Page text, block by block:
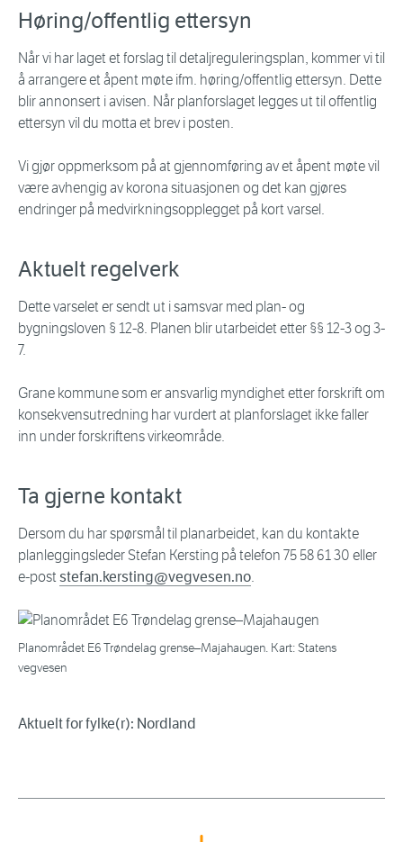
Høring/offentlig ettersyn
Når vi har laget et forslag til detaljreguleringsplan, kommer vi til
å arrangere et åpent møte ifm. høring/offentlig ettersyn. Dette
blir annonsert i avisen. Når planforslaget legges ut til offentlig
ettersyn vil du motta et brev i posten.
Vi gjør oppmerksom på at gjennomføring av et åpent møte vil
være avhengig av korona situasjonen og det kan gjøres
endringer på medvirkningsopplegget på kort varsel.
Aktuelt regelverk
Dette varselet er sendt ut i samsvar med plan- og
bygningsloven § 12-8. Planen blir utarbeidet etter §§ 12-3 og 3-
7.
Grane kommune som er ansvarlig myndighet etter forskrift om
konsekvensutredning har vurdert at planforslaget ikke faller
inn under forskriftens virkeområde.
Ta gjerne kontakt
Dersom du har spørsmål til planarbeidet, kan du kontakte
planleggingsleder Stefan Kersting på telefon 75 58 61 30 eller
e-poststefan.kersting@vegvesen.no.
Planområdet E6 Trøndelag grense–Majahaugen. Kart: Statens
vegvesen
Aktuelt for fylke(r): Nordland